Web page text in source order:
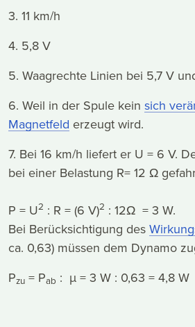
3. 11 km/h
4. 5,8 V
5. Waagrechte Linien bei 5,7 V
6. Weil in der Spule kein sich
Magnetfeld erzeugt wird.
7. Bei 16 km/h liefert er U = 6 V.
bei einer Belastung R= 12 Ω
P = U2 : R = (6 V)2 : 12Ω = 3 W.
Bei Berücksichtigung des
ca. 0,63) müssen dem Dynamo
Pzu = Pab : µ = 3 W : 0,63 = 4,8 W